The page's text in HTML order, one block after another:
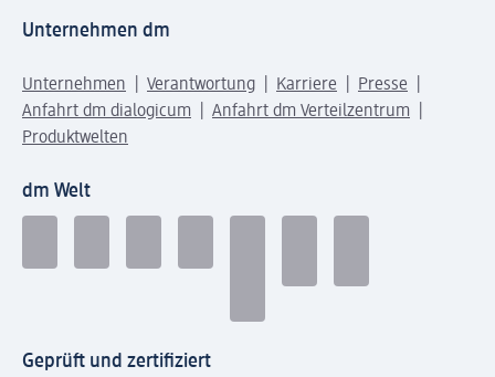
Unternehmen dm
Unternehmen Verantwortung Karriere
Presse
Anfahrt dm dialogicum
Anfahrt dm Verteilzentrum
Produktwelten
dm Welt
Geprüft und zertifiziert